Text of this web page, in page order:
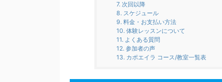
7. 次回以降
8. スケジュール
9. 料金・お支払い方法
10. 体験レッスンについて
11. よくある質問
12. 参加者の声
13. カポエイラ コース/教室一覧表